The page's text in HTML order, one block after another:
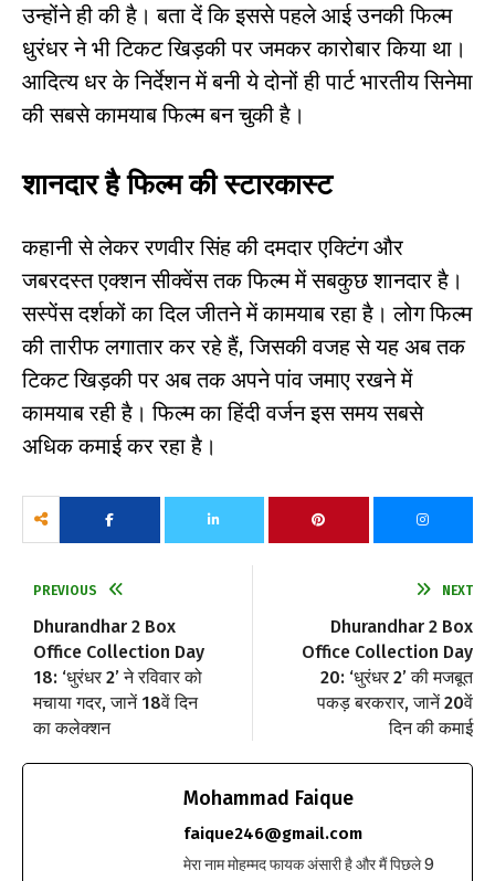
उन्होंने ही की है। बता दें कि इससे पहले आई उनकी फिल्म
धुरंधर ने भी टिकट खिड़की पर जमकर कारोबार किया था।
आदित्य धर के निर्देशन में बनी ये दोनों ही पार्ट भारतीय सिनेमा
की सबसे कामयाब फिल्म बन चुकी है।
शानदार है फिल्म की स्टारकास्ट
कहानी से लेकर रणवीर सिंह की दमदार एक्टिंग और
जबरदस्त एक्शन सीक्वेंस तक फिल्म में सबकुछ शानदार है।
सस्पेंस दर्शकों का दिल जीतने में कामयाब रहा है। लोग फिल्म
की तारीफ लगातार कर रहे हैं, जिसकी वजह से यह अब तक
टिकट खिड़की पर अब तक अपने पांव जमाए रखने में
कामयाब रही है। फिल्म का हिंदी वर्जन इस समय सबसे
अधिक कमाई कर रहा है।
PREVIOUS
Dhurandhar 2 Box
Office Collection Day
18: ‘धुरंधर 2’ ने रविवार को
मचाया गदर, जानें 18वें दिन
का कलेक्शन
NEXT
Dhurandhar 2 Box
Office Collection Day
20: ‘धुरंधर 2’ की मजबूत
पकड़ बरकरार, जानें 20वें
दिन की कमाई
Mohammad Faique
faique246@gmail.com
मेरा नाम मोहम्मद फायक अंसारी है और मैं पिछले 9